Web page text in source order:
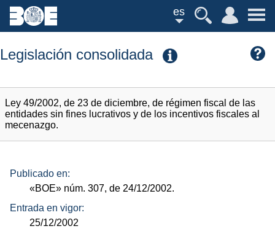
es
Legislación consolidada
Ley 49/2002, de 23 de diciembre, de régimen fiscal de las
entidades sin fines lucrativos y de los incentivos fiscales al
mecenazgo.
Publicado en:
«BOE» núm. 307, de 24/12/2002.
Entrada en vigor:
25/12/2002